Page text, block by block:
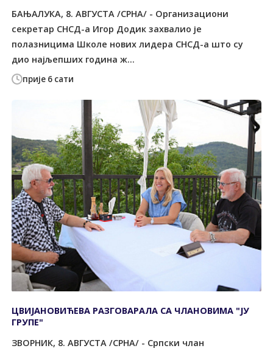
прије 6 сати
БАЊАЛУКА, 8. АВГУСТА /СРНА/ - Организациони
секретар СНСД-а Игор Додик захвалио је
полазницима Школе нових лидера СНСД-а што су
дио најљепших година ж...
ЦВИЈАНОВИЋЕВА РАЗГОВАРАЛА СА ЧЛАНОВИМА "ЈУ
ГРУПЕ"
ЗВОРНИК, 8. АВГУСТА /СРНА/ - Српски члан